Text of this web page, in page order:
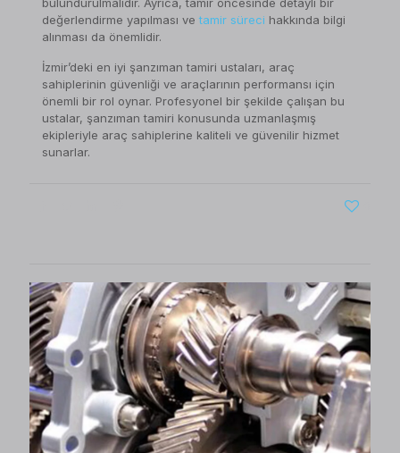
değerlendirme yapılması vetamir süreci hakkında bilgi
alınması da önemlidir.
İzmir’deki en iyi şanzıman tamiri ustaları, araç
sahiplerinin güvenliği ve araçlarının performansı için
önemli bir rol oynar. Profesyonel bir şekilde çalışan bu
ustalar, şanzıman tamiri konusunda uzmanlaşmış
ekipleriyle araç sahiplerine kaliteli ve güvenilir hizmet
sunarlar.